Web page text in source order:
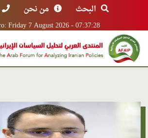
البحث من نحن
Friday 7 August 2026 - 07:37:28